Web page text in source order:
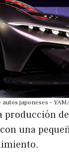
japoneses –
producción
una